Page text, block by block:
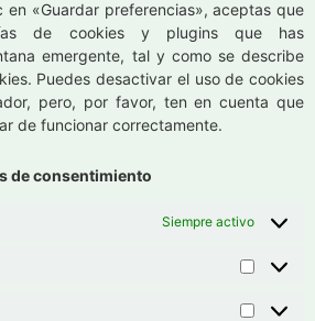
en «Guardar preferencias», aceptas que
de cookies y plugins que has
emergente, tal y como se describe
Puedes desactivar el uso de cookies
pero, por favor, ten en cuenta que
de funcionar correctamente.
de consentimiento
Siempre activo